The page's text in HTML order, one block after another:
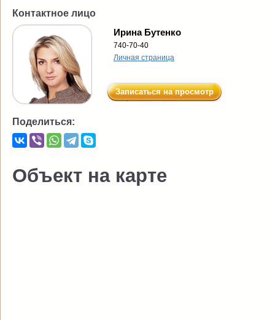
Контактное лицо
Ирина Бутенко
740-70-40
Личная страница
Записаться на просмотр
Поделиться:
Объект на карте